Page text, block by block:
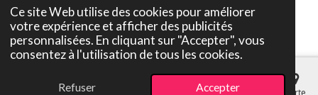
Ce site Web utilise des cookies pour améliorer
votre expérience et afficher des publicités
personnalisées. En cliquant sur "Accepter", vous
consentez à l'utilisation de tous les cookies.
Refuser Accepter
E-mail Téléphone Carte